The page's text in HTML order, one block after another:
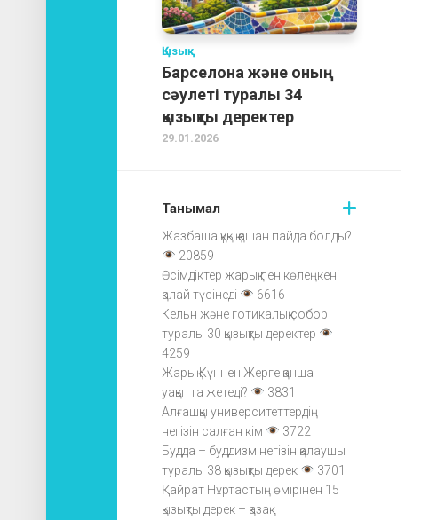
Қызық
Барселона және оның
сәулеті туралы 34
қызықты деректер
29.01.2026
Танымал
Жазбаша құқық қашан пайда болды?
20859
Өсімдіктер жарық пен көлеңкені
қалай түсінеді
6616
Кельн және готикалық собор
туралы 30 қызықты деректер
4259
Жарық Күннен Жерге қанша
уақытта жетеді?
3831
Алғашқы университеттердің
негізін салған кім
3722
Будда – буддизм негізін қалаушы
туралы 38 қызықты дерек
3701
Қайрат Нұртастың өмірінен 15
қызықты дерек – қазақ